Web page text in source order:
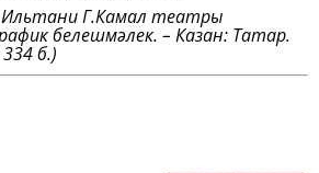
Ильтани Г.Камал театры
белешмәлек. – Казан: Татар.
б.)